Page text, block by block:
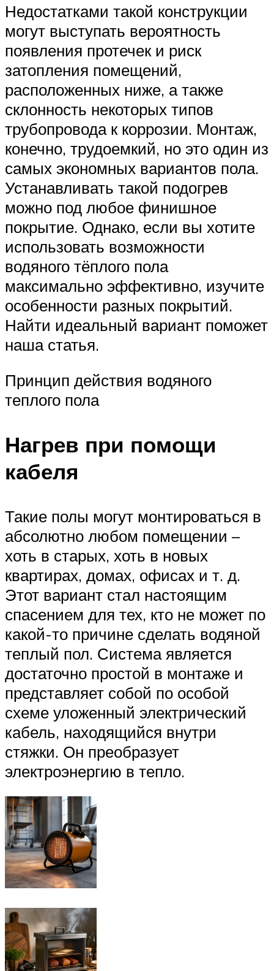
Недостатками такой конструкции
могут выступать вероятность
появления протечек и риск
затопления помещений,
расположенных ниже, а также
склонность некоторых типов
трубопровода к коррозии. Монтаж,
конечно, трудоемкий, но это один из
самых экономных вариантов пола.
Устанавливать такой подогрев
можно под любое финишное
покрытие. Однако, если вы хотите
использовать возможности
водяного тёплого пола
максимально эффективно, изучите
особенности разных покрытий.
Найти идеальный вариант поможет
наша статья.
Принцип действия водяного
теплого пола
Нагрев при помощи
кабеля
Такие полы могут монтироваться в
абсолютно любом помещении –
хоть в старых, хоть в новых
квартирах, домах, офисах и т. д.
Этот вариант стал настоящим
спасением для тех, кто не может по
какой-то причине сделать водяной
теплый пол. Система является
достаточно простой в монтаже и
представляет собой по особой
схеме уложенный электрический
кабель, находящийся внутри
стяжки. Он преобразует
электроэнергию в тепло.